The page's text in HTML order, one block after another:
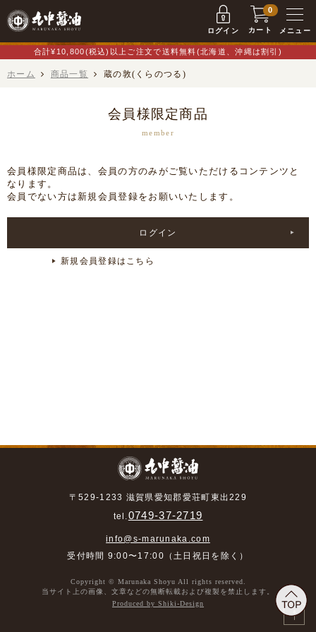
ログイン カート
0
メニュー
合計¥10,800(税込)以上ご注文で送料無料(北海道、沖縄は割引)
ホーム 商品一覧 蔵の敦(くらのつる)
会員様限定商品
member
会員様限定商品は、会員の方のみがご覧いただけるコンテンツと
なります。
会員でない方は新規会員登録をお願いいたします。
ログイン
新規会員登録はこちら
〒529-1233 滋賀県愛知郡愛荘町東出229
tel. 0749-37-2719
info@s-marunaka.com
受付時間 9:00〜17:00（土日祝日を除く）
Copyright © Marunaka Shoyu All rights reserved.
当サイト上の画像、文章などの無断転載および複製を禁止します。
Produced by Shiki-Design